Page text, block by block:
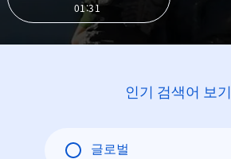
01:31
인기 검색어 보기
글로벌